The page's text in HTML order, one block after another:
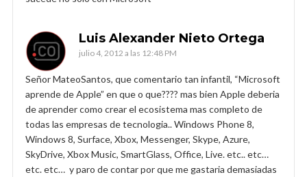
Luis Alexander Nieto Ortega
julio 4, 2012 a las 12:48 PM
Señor MateoSantos, que comentario tan infantil, “Microsoft
aprende de Apple” en que o que???? mas bien Apple deberia
de aprender como crear el ecosistema mas completo de
todas las empresas de tecnologia.. Windows Phone 8,
Windows 8, Surface, Xbox, Messenger, Skype, Azure,
SkyDrive, Xbox Music, SmartGlass, Office, Live. etc.. etc…
etc. etc… y paro de contar por que me gastaria demasiadas